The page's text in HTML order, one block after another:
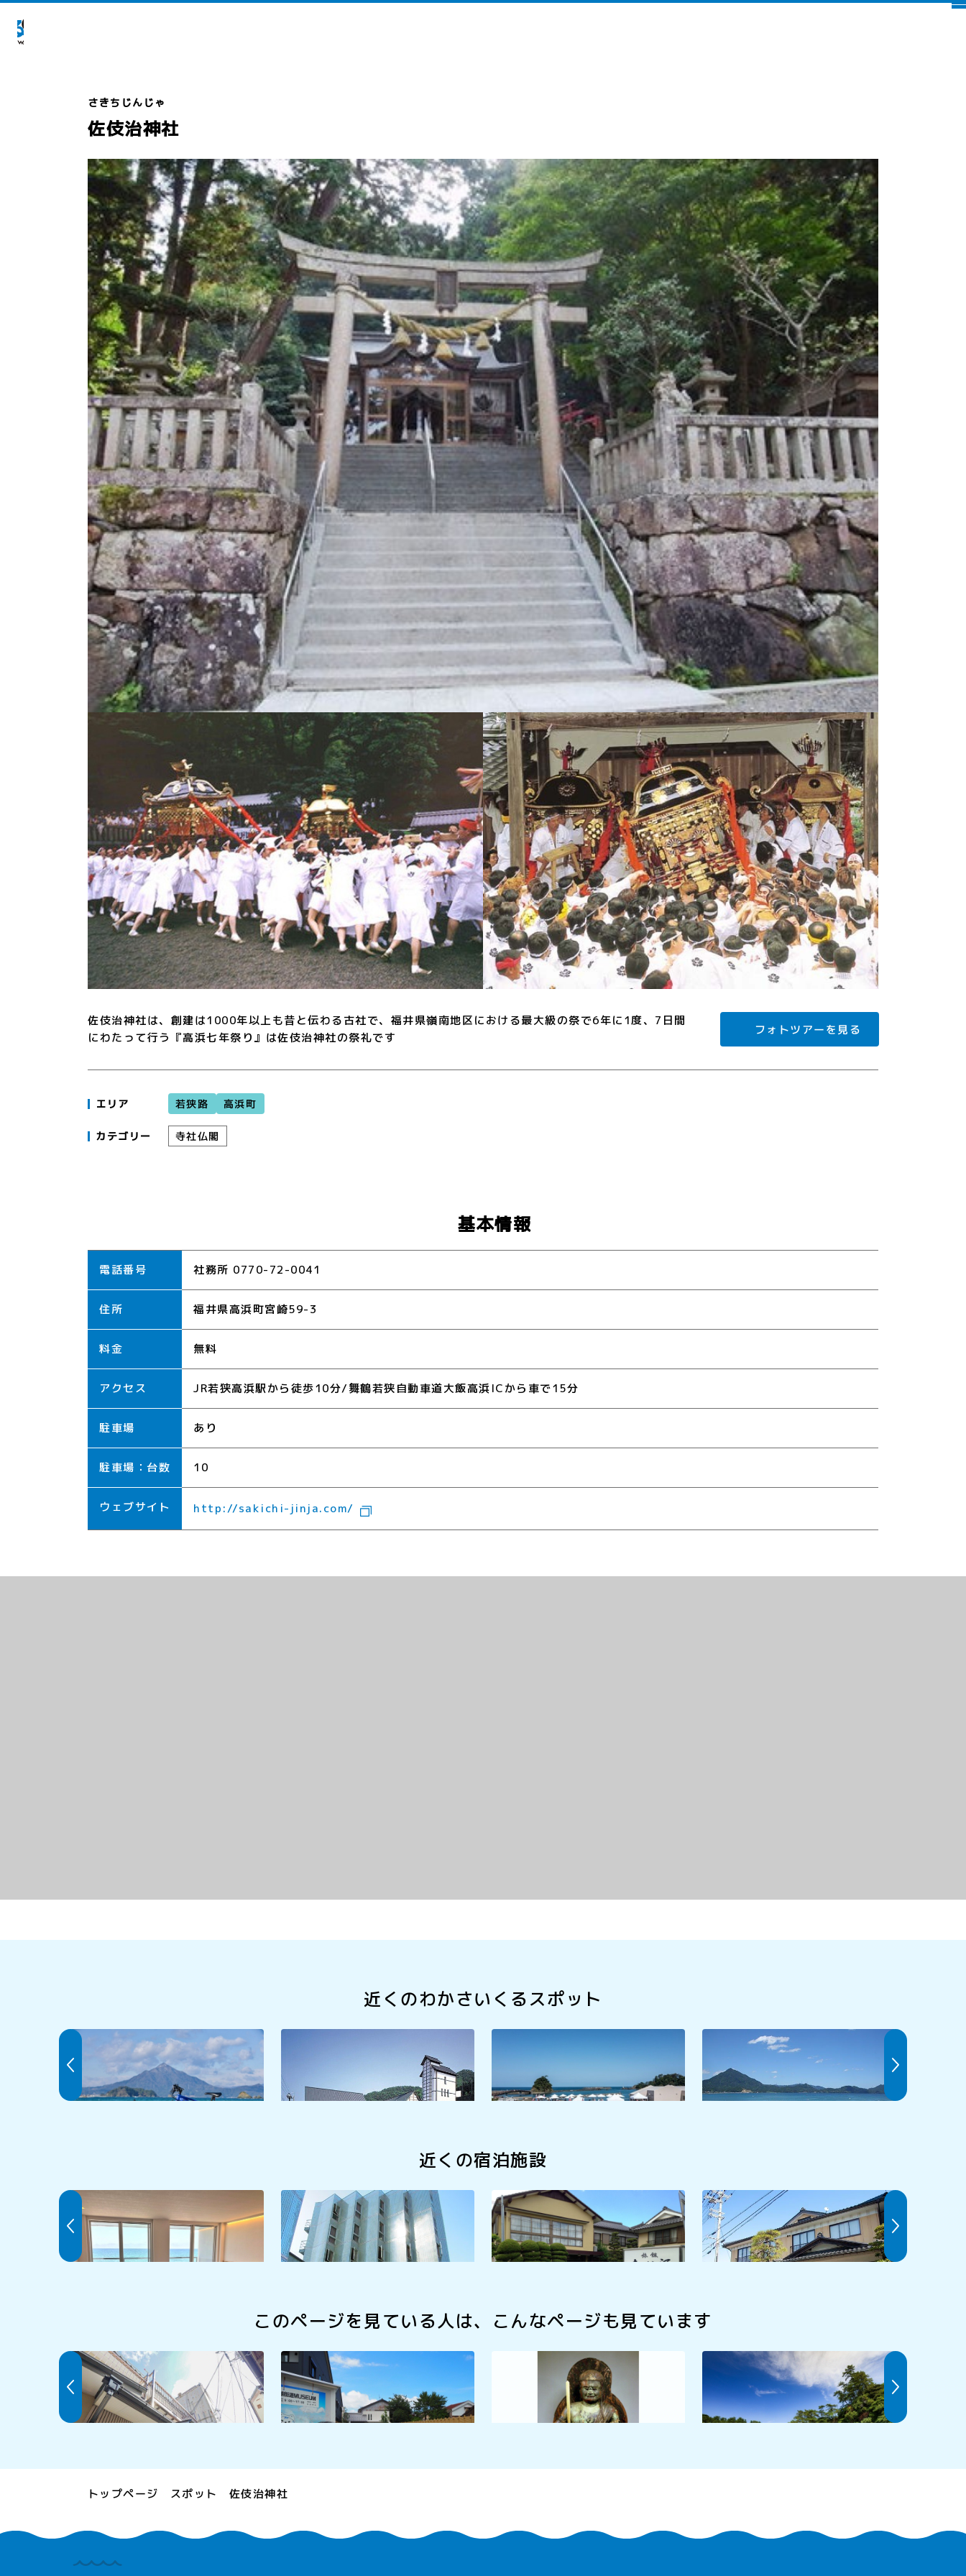
トップページ スポット 佐伎治神社
佐伎治神社
佐伎治神社は、創建は1000年以上も昔と伝わる古社で、福井県嶺南地区における最大級の祭で6年に1度、7日間
にわたって行う『高浜七年祭り』は佐伎治神社の祭礼です
フォトツアーを見る
エリア 若狭路 高浜町
カテゴリー 寺社仏閣
基本情報
電話番号 社務所 0770-72-0041
住所 福井県高浜町宮崎59-3
料金 無料
アクセス JR若狭高浜駅から徒歩10分/舞鶴若狭自動車道大飯高浜ICから車で15分
駐車場 あり
駐車場：台数 10
ウェブサイト http://sakichi-jinja.com/
近くのわかさいくるスポット
レンタサイクル-高浜町-若狭高浜駅
(若狭高浜観光協会）
若宮海水浴場
近くの宿泊施設
若狭サーフホテル「イルマーレ」 ビジネスホテル ウエ－ブ 旅館 なか河 高浜のお宿 鼓松
このページを見ている人は、 こんなページも見ています
漁師宿 美前屋 鯖街道MUSEUM (鯖街道ミュージア
ム)
城山公園・明鏡洞(城山海水浴場)